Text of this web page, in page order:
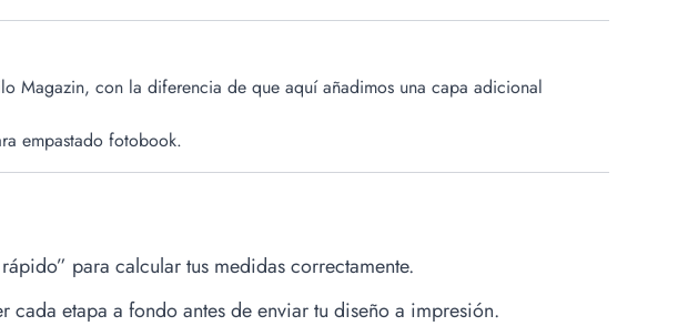
Magazin, con la diferencia de que aquí añadimos una capa adicional
empastado fotobook.
para calcular tus medidas correctamente.
etapa a fondo antes de enviar tu diseño a impresión.